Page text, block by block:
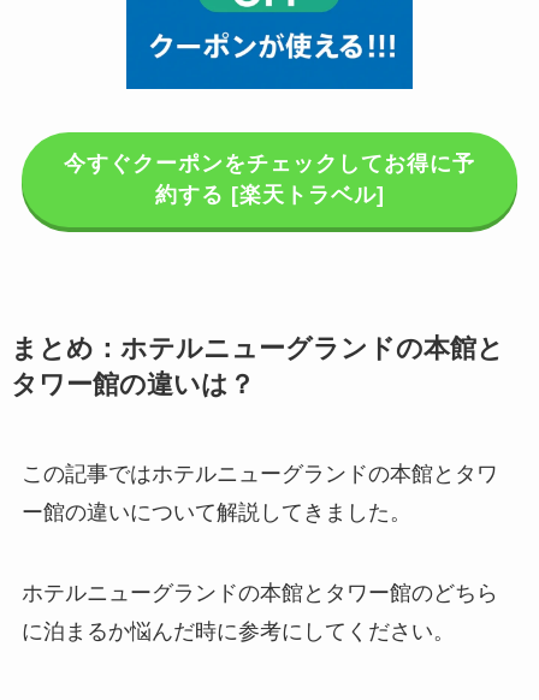
今すぐクーポンをチェックしてお得に予
約する [楽天トラベル]
まとめ：ホテルニューグランドの本館と
タワー館の違いは？
この記事ではホテルニューグランドの本館とタワ
ー館の違いについて解説してきました。
ホテルニューグランドの本館とタワー館のどちら
に泊まるか悩んだ時に参考にしてください。